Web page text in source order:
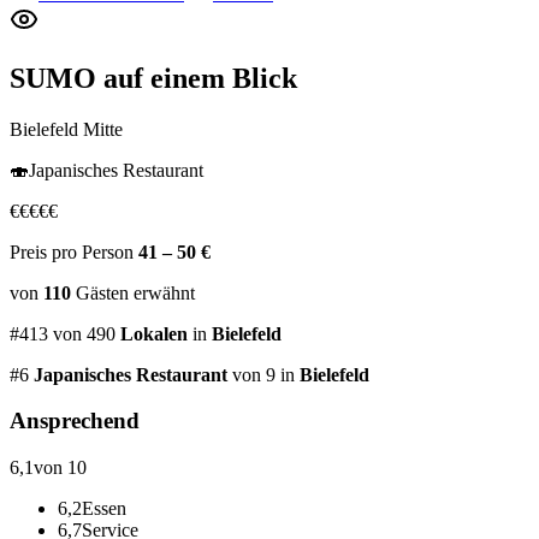
SUMO auf einem Blick
Bielefeld Mitte
🍣Japanisches Restaurant
€€€€€
Preis pro Person 41 – 50 €
von 110 Gästen erwähnt
#413 von 490 Lokalen in Bielefeld
#6 Japanisches Restaurant von 9 in Bielefeld
Ansprechend
6,1von 10
6,2Essen
6,7Service